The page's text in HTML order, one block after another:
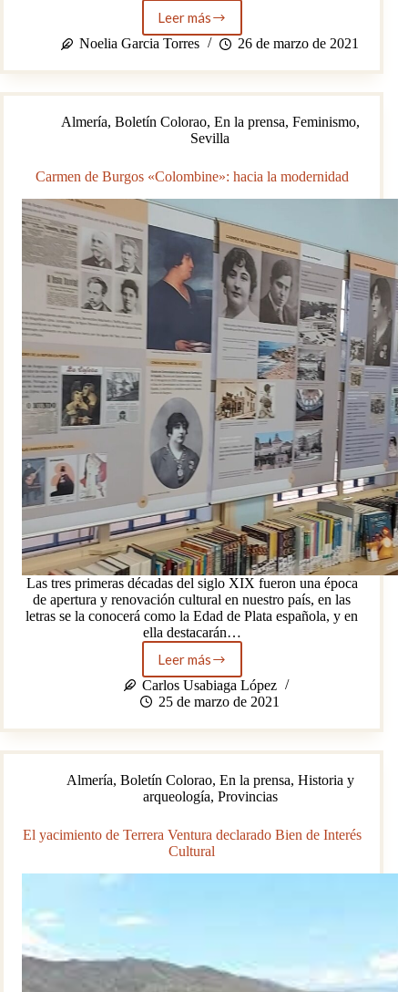
Leer másDescubriendo
el
de
Miraflores
su
patrimonio
Noelia Garcia Torres 26 de marzo de 2021
Almería, Boletín Colorao, En la prensa, Feminismo,
Sevilla
Carmen de Burgos «Colombine»: hacia la modernidad
Las tres primeras décadas del siglo XIX fueron una época
de apertura y renovación cultural en nuestro país, en las
letras se la conocerá como la Edad de Plata española, y en
ella destacarán…
Leer másCarmen
de
Burgos
hacia
la
Carlos Usabiaga López
25 de marzo de 2021
Almería, Boletín Colorao, En la prensa, Historia y
arqueología, Provincias
El yacimiento de Terrera Ventura declarado Bien de Interés
Cultural